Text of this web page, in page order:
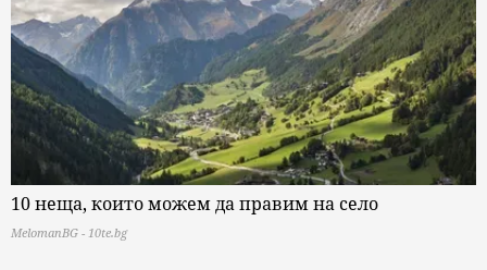
10 неща, които можем да правим на село
MelomanBG - 10te.bg